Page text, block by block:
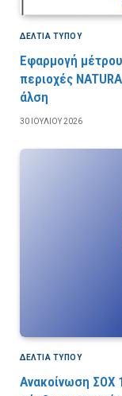
ΔΕΛΤΙΑ ΤΥΠΟΥ
Εφαρμογή
περιοχές
άλση
30 ΙΟΥΛΊΟΥ 2026
ΔΕΛΤΙΑ ΤΥΠΟΥ
Ανακοίνωση ΣΟΧ